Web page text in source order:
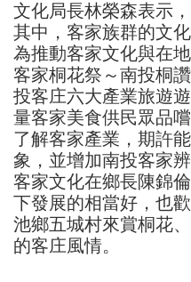
文化局長林榮森表示
其中，客家族群的文
為推動客家文化與在
客家桐花祭～南投桐
投客庄六大產業旅遊
量客家美食供民眾品
了解客家產業，期許
象，並增加南投客家
客家文化在鄉長陳錦
下發展的相當好，也
池鄉五城村來賞桐花
的客庄風情。